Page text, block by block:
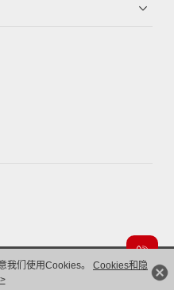
我们使用Cookies。 Cookies和隐
保留一切权利。粤A2-20044005号
法律声明